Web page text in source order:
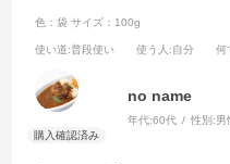
色：袋 サイズ：100g
使い道:普段使い 使う人 :自分 何
no name
年代:60代 性別:男